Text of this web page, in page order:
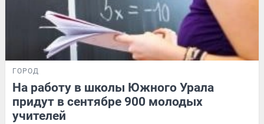
ГОРОД
На работу в школы Южного Урала
придут в сентябре 900 молодых
учителей